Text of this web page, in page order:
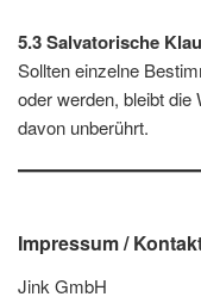
5.3 Salvatorische
Sollten einzelne
oder werden, bleibt
davon unberührt.
Impressum /
Jink GmbH